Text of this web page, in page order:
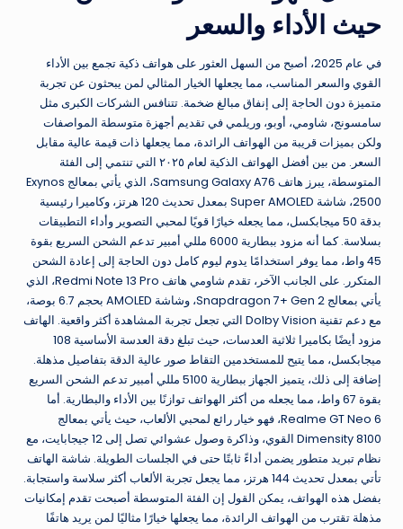
حيث الأداء والسعر
في عام 2025، أصبح من السهل العثور على هواتف ذكية تجمع بين الأداء
القوي والسعر المناسب، مما يجعلها الخيار المثالي لمن يبحثون عن تجربة
متميزة دون الحاجة إلى إنفاق مبالغ ضخمة. تتنافس الشركات الكبرى مثل
سامسونج، شاومي، أوبو، وريلمي في تقديم أجهزة متوسطة المواصفات
ولكن بميزات قريبة من الهواتف الرائدة، مما يجعلها ذات قيمة عالية مقابل
السعر. من بين أفضل الهواتف الذكية لعام ٢٠٢٥ التي تنتمي إلى الفئة
المتوسطة، يبرز هاتف Samsung Galaxy A76، الذي يأتي بمعالج Exynos
2500، شاشة Super AMOLED بمعدل تحديث 120 هرتز، وكاميرا رئيسية
بدقة 50 ميجابكسل، مما يجعله خيارًا قويًا لمحبي التصوير وأداء التطبيقات
بسلاسة. كما أنه مزود ببطارية 6000 مللي أمبير تدعم الشحن السريع بقوة
45 واط، مما يوفر استخدامًا يدوم ليوم كامل دون الحاجة إلى إعادة الشحن
المتكرر. على الجانب الآخر، تقدم شاومي هاتف Redmi Note 13 Pro، الذي
يأتي بمعالج Snapdragon 7+ Gen 2، وشاشة AMOLED بحجم 6.7 بوصة،
مع دعم تقنية Dolby Vision التي تجعل تجربة المشاهدة أكثر واقعية. الهاتف
مزود أيضًا بكاميرا ثلاثية العدسات، حيث تبلغ دقة العدسة الأساسية 108
ميجابكسل، مما يتيح للمستخدمين التقاط صور عالية الدقة بتفاصيل مذهلة.
إضافة إلى ذلك، يتميز الجهاز ببطارية 5100 مللي أمبير تدعم الشحن السريع
بقوة 67 واط، مما يجعله من أكثر الهواتف توازنًا بين الأداء والبطارية. أما
Realme GT Neo 6، فهو خيار رائع لمحبي الألعاب، حيث يأتي بمعالج
Dimensity 8100 القوي، وذاكرة وصول عشوائي تصل إلى 12 جيجابايت، مع
نظام تبريد متطور يضمن أداءً ثابتًا حتى في الجلسات الطويلة. شاشة الهاتف
تأتي بمعدل تحديث 144 هرتز، مما يجعل تجربة الألعاب أكثر سلاسة واستجابة.
بفضل هذه الهواتف، يمكن القول إن الفئة المتوسطة أصبحت تقدم إمكانيات
مذهلة تقترب من الهواتف الرائدة، مما يجعلها خيارًا مثاليًا لمن يريد هاتفًا